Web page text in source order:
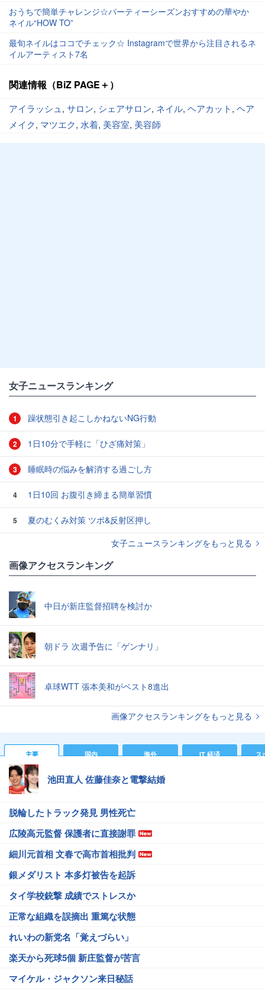
おうちで簡単チャレンジ☆パーティーシーズンおすすめの華やか
ネイル“HOW TO”
最旬ネイルはココでチェック☆ Instagramで世界から注目されるネ
イルアーティスト7名
関連情報（BiZ PAGE＋）
アイラッシュ, サロン, シェアサロン, ネイル, ヘアカット, ヘア
メイク, マツエク, 水着, 美容室, 美容師
女子ニュースランキング
1 躁状態引き起こしかねないNG行動
2 1日10分で手軽に「ひざ痛対策」
3 睡眠時の悩みを解消する過ごし方
4 1日10回 お腹引き締まる簡単習慣
5
夏のむくみ対策 ツボ&反射区押し
女子ニュースランキングをもっと見る
画像アクセスランキング
中日が新庄監督招聘を検討か
朝ドラ 次週予告に「ゲンナリ」
卓球WTT 張本美和がベスト8進出
画像アクセスランキングをもっと見る
主要 国内 海外 IT 経済 ス
池田直人 佐藤佳奈と電撃結婚
脱輪したトラック発見 男性死亡
広陵高元監督 保護者に直接謝罪
細川元首相 文春で高市首相批判
銀メダリスト 本多灯被告を起訴
タイ学校銃撃 成績でストレスか
正常な組織を誤摘出 重篤な状態
れいわの新党名「覚えづらい」
楽天から死球5個 新庄監督が苦言
マイケル・ジャクソン来日秘話